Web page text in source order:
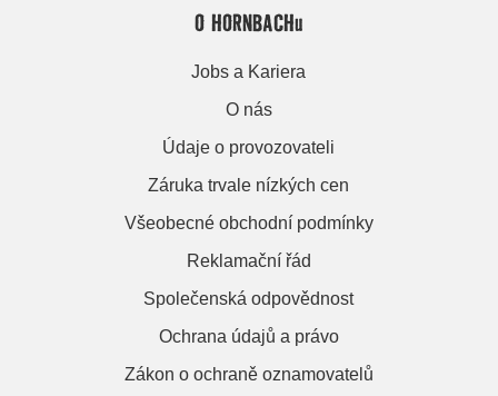
O HORNBACHu
Jobs a Kariera
O nás
Údaje o provozovateli
Záruka trvale nízkých cen
Všeobecné obchodní podmínky
Reklamační řád
Společenská odpovědnost
Ochrana údajů a právo
Zákon o ochraně oznamovatelů